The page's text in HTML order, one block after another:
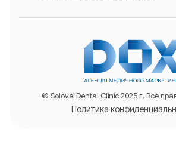
© Solovei Dental Clinic 2025 г. Все
Политика